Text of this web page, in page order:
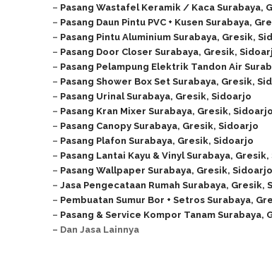
– Pasang Wastafel Keramik / Kaca Surabaya,
– Pasang Daun Pintu PVC + Kusen Surabaya,
– Pasang Pintu Aluminium Surabaya, Gresik,
– Pasang Door Closer Surabaya, Gresik,
– Pasang Pelampung Elektrik Tandon Air
– Pasang Shower Box Set Surabaya, Gresik,
– Pasang Urinal Surabaya, Gresik, Sidoarjo
– Pasang Kran Mixer Surabaya, Gresik, Sidoarjo
– Pasang Canopy Surabaya, Gresik, Sidoarjo
– Pasang Plafon Surabaya, Gresik, Sidoarjo
– Pasang Lantai Kayu & Vinyl Surabaya,
– Pasang Wallpaper Surabaya, Gresik, Sidoarjo
–Jasa Pengecataan RumahSurabaya, Gresik,
– Pembuatan Sumur Bor + SetrosSurabaya,
– Pasang & Service Kompor TanamSurabaya,
– Dan Jasa Lainnya